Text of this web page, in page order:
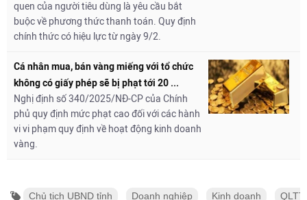
quen của người tiêu dùng là yêu cầu bắt
buộc về phương thức thanh toán. Quy định
chính thức có hiệu lực từ ngày 9/2.
Cá nhân mua, bán vàng miếng với tổ chức
không có giấy phép sẽ bị phạt tới 20 ...
Nghị định số 340/2025/NĐ-CP của Chính
phủ quy định mức phạt cao đối với các hành
vi vi phạm quy định về hoạt động kinh doanh
vàng.
Chủ tịch UBND tỉnh Doanh nghiệp Kinh doanh QLTT